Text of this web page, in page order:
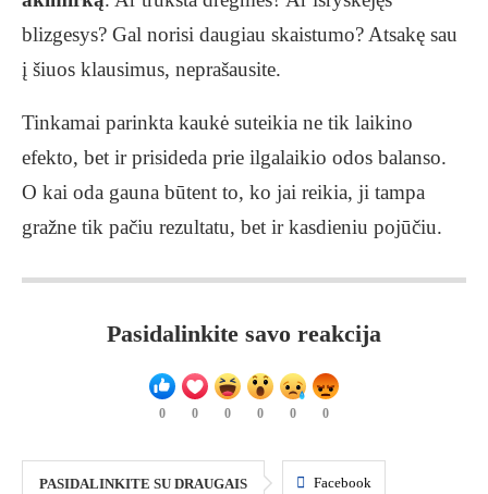
blizgesys? Gal norisi daugiau skaistumo? Atsakę sau
į šiuos klausimus, neprašausite.
Tinkamai parinkta kaukė suteikia ne tik laikino
efekto, bet ir prisideda prie ilgalaikio odos balanso.
O kai oda gauna būtent to, ko jai reikia, ji tampa
gražne tik pačiu rezultatu, bet ir kasdieniu pojūčiu.
Pasidalinkite savo reakcija
0 0 0 0 0 0
PASIDALINKITE SU DRAUGAIS Facebook